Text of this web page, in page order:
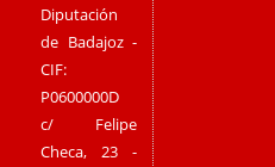
Diputación
de Badajoz -
CIF:
P0600000D
c/ Felipe
Checa, 23 -